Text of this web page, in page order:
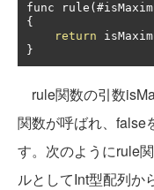
func rule (#
{
return
}
rule関数の引数
関数が呼ばれ、false
す。次のようにrule
ルとしてInt型配列か